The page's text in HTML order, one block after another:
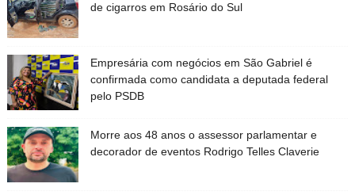
de cigarros em Rosário do Sul
Empresária com negócios em São Gabriel é
confirmada como candidata a deputada federal
pelo PSDB
Morre aos 48 anos o assessor parlamentar e
decorador de eventos Rodrigo Telles Claverie